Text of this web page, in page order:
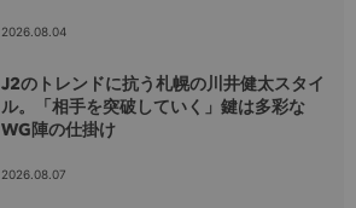
2026.08.04
J2のトレンドに抗う札幌の川井健太スタイ
ル。「相手を突破していく」鍵は多彩な
WG陣の仕掛け
2026.08.07